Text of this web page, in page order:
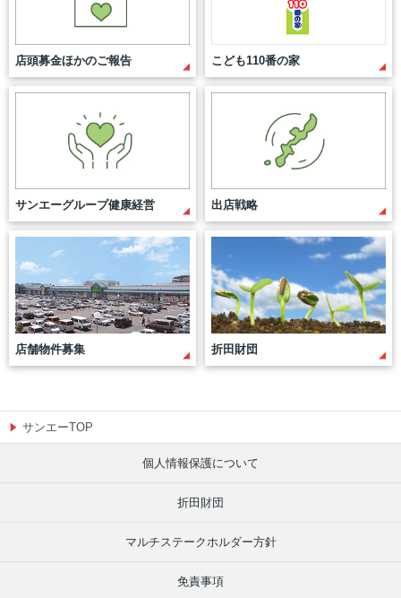
SNS・テレビCM
お問い合わせ
オンラインショップ
こども110番の家
よくあるご質問
サンエーの理念
サンエーのあゆみ
人財力の向上
若手社員に聞いてみました
社員の声
店頭募金ほかのご報告 こども110番の家
サンエーグループ健康経営 出店戦略
店舗物件募集 折田財団
サンエーTOP
個人情報保護について
折田財団
マルチステークホルダー方針
免責事項